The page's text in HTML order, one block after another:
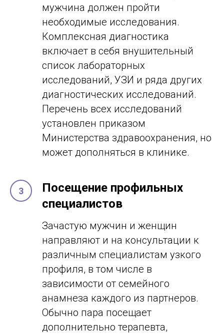
мужчина должен пройти
необходимые исследования.
Комплексная диагностика
включает в себя внушительный
список лабораторных
исследований, УЗИ и ряда других
диагностических исследований.
Перечень всех исследований
установлен приказом
Министерства здравоохранения, но
может дополняться в клинике.
Посещение профильных
специалистов
Зачастую мужчин и женщин
направляют и на консультации к
различным специалистам узкого
профиля, в том числе в
зависимости от семейного
анамнеза каждого из партнеров.
Обычно пара посещает
дополнительно терапевта,